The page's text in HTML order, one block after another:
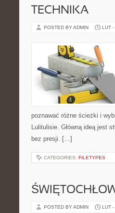
TECHNIKA
POSTED BY ADMIN LUT
poznawać różne ścieżki i
Lulitulisie. Główną ideą jest
bez presji. […]
CATEGORIES: FILETYPES
POSTED BY ADMIN LUT